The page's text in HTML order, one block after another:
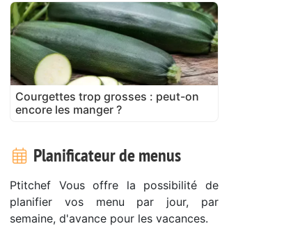
Courgettes trop grosses : peut-on
encore les manger ?
Planificateur de menus
Ptitchef Vous offre la possibilité de
planifier vos menu par jour, par
semaine, d'avance pour les vacances.